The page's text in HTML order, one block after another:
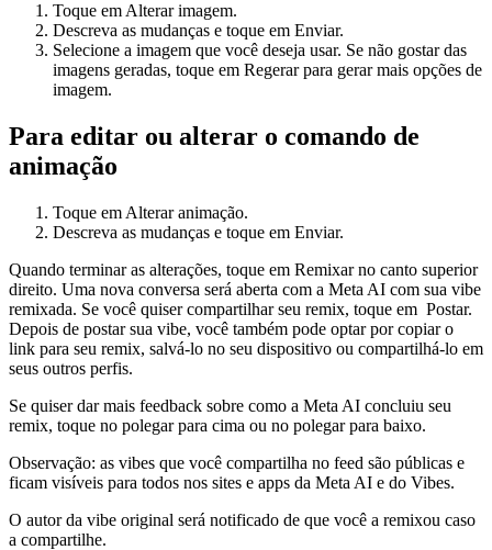
Toque em Alterar imagem.
Descreva as mudanças e toque em Enviar.
Selecione a imagem que você deseja usar. Se não gostar das
imagens geradas, toque em Regerarpara gerar mais opções de
imagem.
Para editar ou alterar o comando de
animação
Toque em Alterar animação.
Descreva as mudanças e toque em Enviar.
Quando terminar as alterações, toque em Remixarno canto superior
direito. Uma nova conversa será aberta com a Meta AI com sua vibe
remixada. Se você quiser compartilhar seu remix, toque em Postar.
Depois de postar sua vibe, você também pode optar por copiar o
link para seu remix, salvá-lo no seu dispositivo ou compartilhá-lo em
seus outros perfis.
Se quiser dar mais feedback sobre como a Meta AI concluiu seu
remix, toque no polegar para cima ou no polegar para baixo.
Observação: as vibes que você compartilha no feed são públicas e
ficam visíveis para todos nos sites e apps da Meta AI e do Vibes.
O autor da vibe original será notificado de que você a remixou caso
a compartilhe.